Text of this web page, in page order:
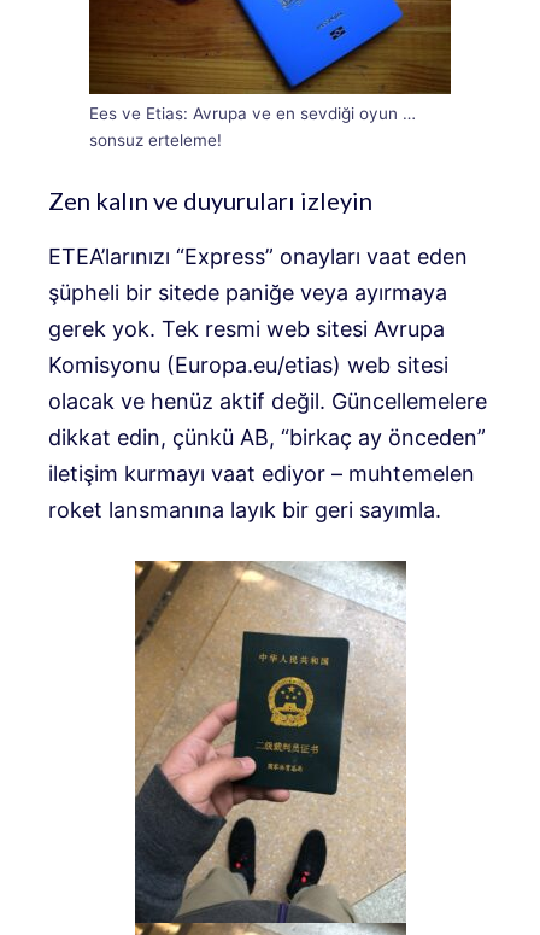
Ees ve Etias: Avrupa ve en sevdiği oyun …
sonsuz erteleme!
Zen kalın ve duyuruları izleyin
ETEA’larınızı “Express” onayları vaat eden
şüpheli bir sitede paniğe veya ayırmaya
gerek yok. Tek resmi web sitesi Avrupa
Komisyonu (Europa.eu/etias) web sitesi
olacak ve henüz aktif değil. Güncellemelere
dikkat edin, çünkü AB, “birkaç ay önceden”
iletişim kurmayı vaat ediyor – muhtemelen
roket lansmanına layık bir geri sayımla.